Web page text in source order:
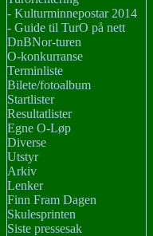
- Kulturminnepostar 2014
- Guide til TurO på nett
DnBNor-turen
O-konkurranse
Terminliste
Bilete/fotoalbum
Startlister
Resultatlister
Egne O-Løp
Diverse
Utstyr
Arkiv
Lenker
Finn Fram Dagen
Skulesprinten
Siste pressesak